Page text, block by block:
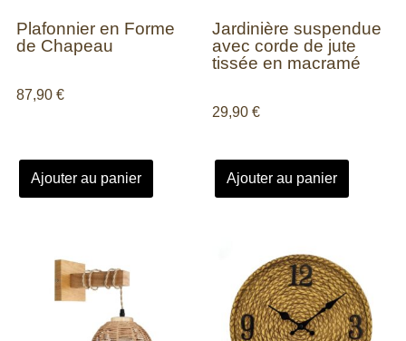
Plafonnier en Forme
de Chapeau
87,90 €
Ajouter au panier
Jardinière suspendue
avec corde de jute
tissée en macramé
29,90 €
Ajouter au panier